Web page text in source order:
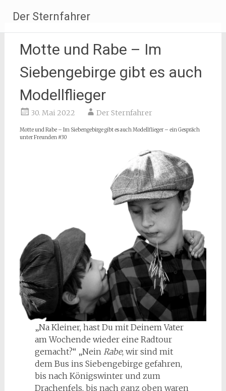
Inhalt
springen
Der Sternfahrer
Motte und Rabe – Im
Siebengebirge gibt es auch
Modellflieger
30. Mai 2022 Der Sternfahrer
Motte und Rabe – Im Siebengebirge gibt es auch Modellflieger – ein Gespräch
unter Freunden #30
„Na Kleiner, hast Du mit Deinem Vater
am Wochende wieder eine Radtour
gemacht?“ „Nein Rabe, wir sind mit
dem Bus ins Siebengebirge gefahren,
bis nach Königswinter und zum
Drachenfels, bis nach ganz oben waren